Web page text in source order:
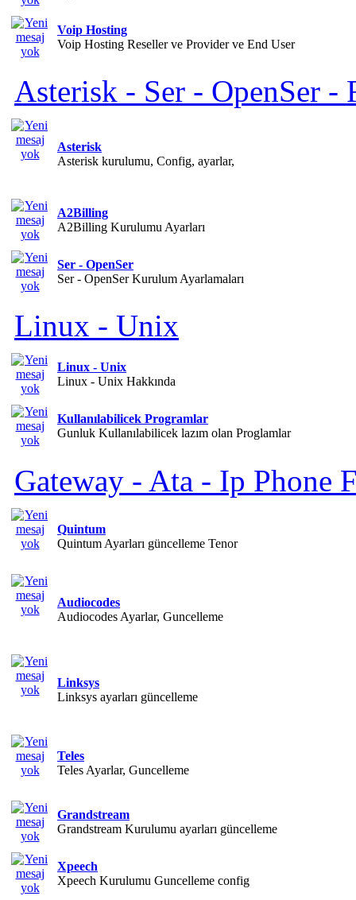
Voip Hosting
Voip Hosting Reseller ve Provider ve End User
Asterisk - Ser - OpenSer -
Asterisk
Asterisk kurulumu, Config, ayarlar,
A2Billing
A2Billing Kurulumu Ayarları
Ser - OpenSer
Ser - OpenSer Kurulum Ayarlamaları
Linux - Unix
Linux - Unix
Linux - Unix Hakkında
Kullanılabilicek Programlar
Gunluk Kullanılabilicek lazım olan Proglamlar
Gateway - Ata - Ip Phone
Quintum
Quintum Ayarları güncelleme Tenor
Audiocodes
Audiocodes Ayarlar, Guncelleme
Linksys
Linksys ayarları güncelleme
Teles
Teles Ayarlar, Guncelleme
Grandstream
Grandstream Kurulumu ayarları güncelleme
Xpeech
Xpeech Kurulumu Guncelleme config